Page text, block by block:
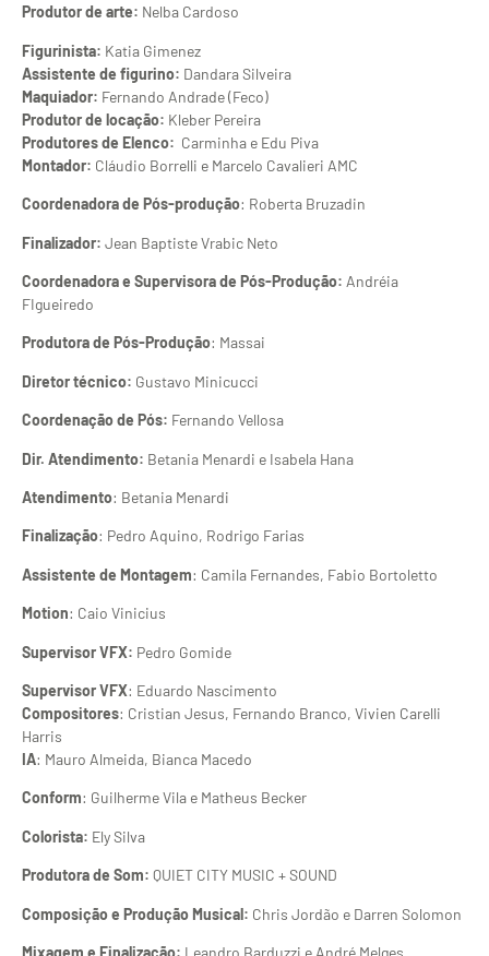
Produtor de arte: Nelba Cardoso
Figurinista: Katia Gimenez
Assistente de figurino: Dandara Silveira
Maquiador: Fernando Andrade (Feco)
Produtor de locação: Kleber Pereira
Produtores de Elenco: Carminha e Edu Piva
Montador: Cláudio Borrelli e Marcelo Cavalieri AMC
Coordenadora de Pós-produção: Roberta Bruzadin
Finalizador: Jean Baptiste Vrabic Neto
Coordenadora e Supervisora de Pós-Produção: Andréia
FIgueiredo
Produtora de Pós-Produção: Massai
Diretor técnico: Gustavo Minicucci
Coordenação de Pós: Fernando Vellosa
Dir. Atendimento: Betania Menardi e Isabela Hana
Atendimento: Betania Menardi
Finalização: Pedro Aquino, Rodrigo Farias
Assistente de Montagem: Camila Fernandes, Fabio Bortoletto
Motion: Caio Vinicius
Supervisor VFX: Pedro Gomide
Supervisor VFX: Eduardo Nascimento
Compositores: Cristian Jesus, Fernando Branco, Vivien Carelli
Harris
IA: Mauro Almeida, Bianca Macedo
Conform: Guilherme Vila e Matheus Becker
Colorista: Ely Silva
Produtora de Som: QUIET CITY MUSIC + SOUND
Composição e Produção Musical: Chris Jordão e Darren Solomon
Mixagem e Finalização: Leandro Barduzzi e André Melges